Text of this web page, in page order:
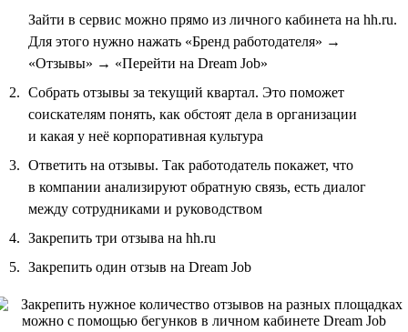
Зайти в сервис можно прямо из личного кабинета на hh.ru.
Для этого нужно нажать «Бренд работодателя» →
«Отзывы» → «Перейти на Dream Job»
Собрать отзывы за текущий квартал. Это поможет
соискателям понять, как обстоят дела в организации
и какая у неё корпоративная культура
Ответить на отзывы. Так работодатель покажет, что
в компании анализируют обратную связь, есть диалог
между сотрудниками и руководством
Закрепить три отзыва на hh.ru
Закрепить один отзыв на Dream Job